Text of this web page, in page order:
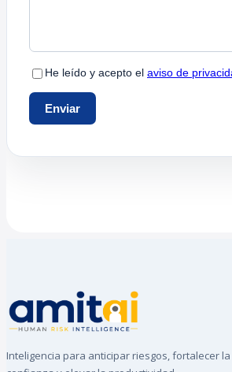
Inteligencia para anticipar riesgos, fortalecer la